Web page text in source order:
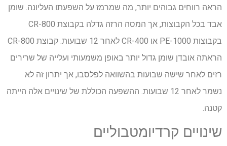
הראה רווחים גבוהים יותר, מה שמרמז על השפעתו העליונה. שומן
אבד בכל הקבוצות, אך המסה הרזה גדלה בקבוצת CR-800
בקבוצות PE-1000 או CR-400 לאחר 12 שבועות. קבוצת CR-800
הראתה אובדן שומן גדול יותר באופן משמעותי ועלייה של שרירים
רזים לאחר שישה שבועות בהשוואה לפלסבו, אך יתרון זה לא
נשמר לאחר 12 שבועות. ההשפעה הכוללת של שינויים אלה הייתה
קטנה.
שינויים קרדיומטבוליים